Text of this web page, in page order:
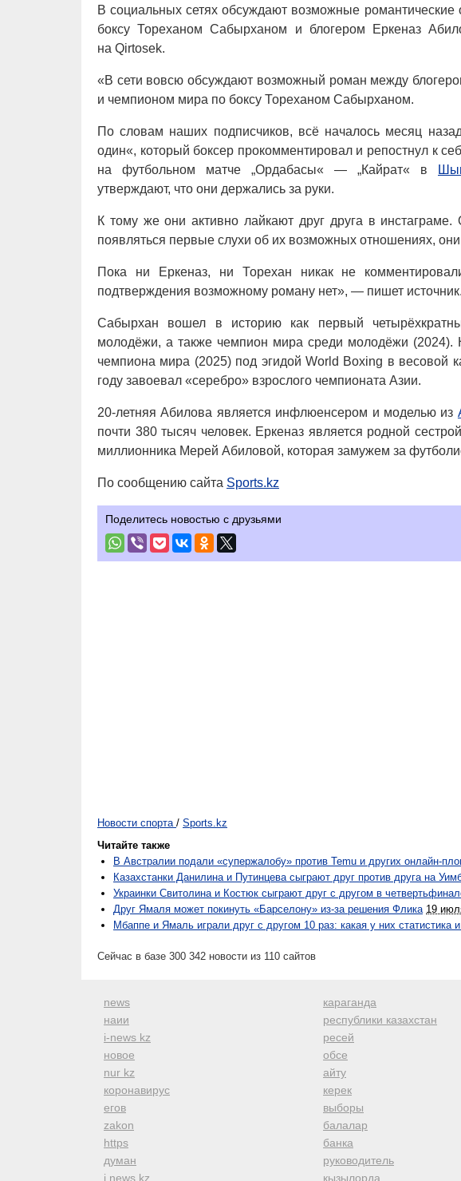
В социальных сетях обсуждают возможные
боксу Тореханом Сабырханом и блогером Еркеназ
на Qirtosek.
«В сети вовсю обсуждают возможный роман между
и чемпионом мира по боксу Тореханом Сабырханом.
По словам наших подписчиков, всё началось месяц
один«, который боксер прокомментировал и репостнул к
на футбольном матче „Ордабасы« — „Кайрат« в
утверждают, что они держались за руки.
К тому же они активно лайкают друг друга в инстаграме.
появляться первые слухи об их возможных отношениях, они
Пока ни Еркеназ, ни Торехан никак не
подтверждения возможному роману нет», — пишет источник.
Сабырхан вошел в историю как первый
молодёжи, а также чемпион мира среди молодёжи (2024).
чемпиона мира (2025) под эгидой World Boxing в весовой
году завоевал «серебро» взрослого чемпионата Азии.
20-летняя Абилова является инфлюенсером и моделью из
почти 380 тысяч человек. Еркеназ является родной
миллионника Мерей Абиловой, которая замужем за
По сообщению сайта Sports.kz
Поделитесь новостью с друзьями
Новости спорта / Sports.kz
Читайте также
В Австралии подали «супержалобу» против Temu и других онлайн-
Казахстанки Данилина и Путинцева сыграют друг против друга на
Украинки Свитолина и Костюк сыграют друг с другом в
Друг Ямаля может покинуть «Барселону» из-за решения Флика 19
Мбаппе и Ямаль играли друг с другом 10 раз: какая у них статистика
Сейчас в базе 300 342 новости из 110 сайтов
news
наии
i-news kz
новое
nur kz
коронавирус
егов
zakon
https
думан
i news kz
караганда
республики казахстан
ресей
обсе
айту
керек
выборы
балалар
банка
руководитель
кызылорда